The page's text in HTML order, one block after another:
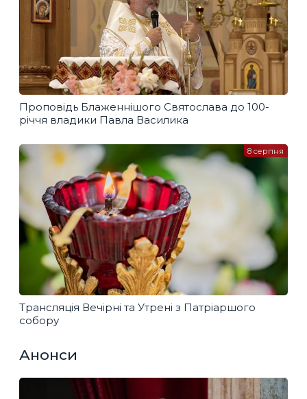
Проповідь Блаженнішого Святослава до 100-
річчя владики Павла Василика
Трансляція Вечірні та Утрені з Патріаршого
собору
8 серпня
Анонси